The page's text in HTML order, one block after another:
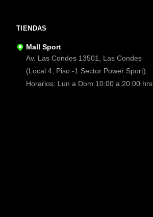
TIENDAS
Mall Sport
Av. Las Condes 13501, Las Condes
(Local 4, Piso -1 Sector Power Sport).
Horarios: Lun a Dom 10:00 a 20:00 hrs.